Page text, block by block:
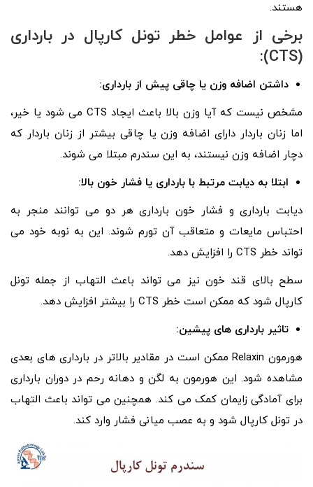
هستند.
برخی از عوامل خطرتونل کارپال در بارداری
(
CTS
)
:
داشتن اضافه وزن یا چاقی پیش از بارداری:
مشخص نیست که آیا وزن بالا باعث ایجاد CTS می شود یا خیر،
اما زنان باردار دارای اضافه وزن یا چاقی بیشتر از زنان باردار که
دچار اضافه وزن نیستند، به این سندرم مبتلا می شوند.
ابتلا به دیابت مرتبط با بارداری یا فشار خون بالا:
دیابت بارداری و فشار خون بارداری هر دو می توانند منجر به
احتباس مایعات و متعاقب آن تورم شوند. این به نوبه خود می
تواند خطر CTS را افزایش دهد.
سطح بالای قند خون نیز می تواند باعث التهاب از جمله تونل
کارپال شود که ممکن است خطر CTS را بیشتر افزایش دهد.
تاثیر بارداری های پیشین:
هورمون Relaxin ممکن است در مقادیر بالاتر در بارداری های بعدی
مشاهده شود. این هورمون به لگن و دهانه رحم در دوران بارداری
برای آمادگی زایمان کمک می کند. همچنین می تواند باعث التهاب
در تونل کارپال شود و به عصب میانی فشار وارد کند.